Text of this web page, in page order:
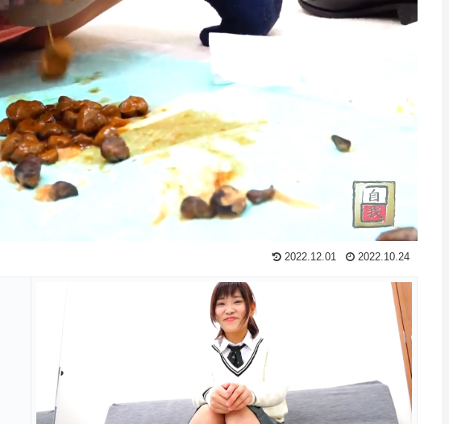
2022.12.01 2022.10.24